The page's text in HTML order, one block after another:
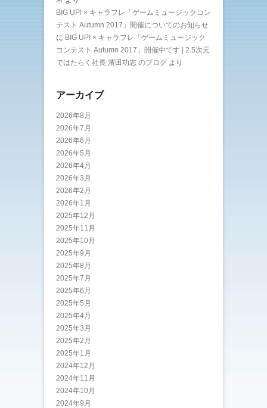
BIG UP! × キャラフレ「ゲームミュージックコン
テスト Autumn 2017」開催についてのお知らせ
に BIG UP! × キャラフレ「ゲームミュージック
コンテスト Autumn 2017」開催中です | 2.5次元
ではたらく社長 濱田功志 のブログ より
アーカイブ
2026年8月
2026年7月
2026年6月
2026年5月
2026年4月
2026年3月
2026年2月
2026年1月
2025年12月
2025年11月
2025年10月
2025年9月
2025年8月
2025年7月
2025年6月
2025年5月
2025年4月
2025年3月
2025年2月
2025年1月
2024年12月
2024年11月
2024年10月
2024年9月